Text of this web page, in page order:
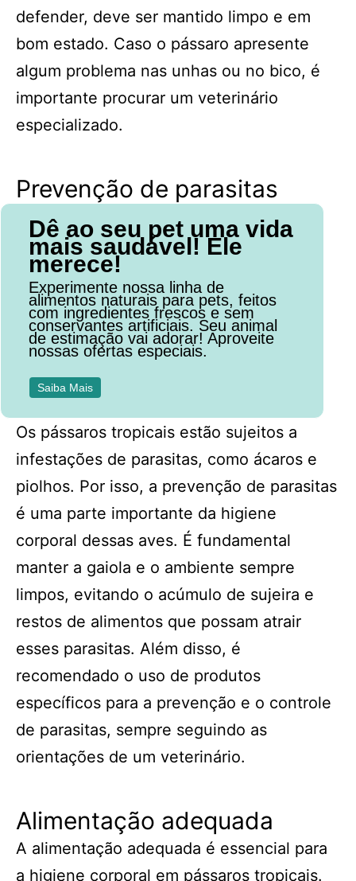
defender, deve ser mantido limpo e em
bom estado. Caso o pássaro apresente
algum problema nas unhas ou no bico, é
importante procurar um veterinário
especializado.
Prevenção de parasitas
Dê ao seu pet uma vida
mais saudável! Ele
merece!
Experimente nossa linha de
alimentos naturais para pets, feitos
com ingredientes frescos e sem
conservantes artificiais. Seu animal
de estimação vai adorar! Aproveite
nossas ofertas especiais.
Saiba Mais
Os pássaros tropicais estão sujeitos a
infestações de parasitas, como ácaros e
piolhos. Por isso, a prevenção de parasitas
é uma parte importante da higiene
corporal dessas aves. É fundamental
manter a gaiola e o ambiente sempre
limpos, evitando o acúmulo de sujeira e
restos de alimentos que possam atrair
esses parasitas. Além disso, é
recomendado o uso de produtos
específicos para a prevenção e o controle
de parasitas, sempre seguindo as
orientações de um veterinário.
Alimentação adequada
A alimentação adequada é essencial para
a higiene corporal em pássaros tropicais.